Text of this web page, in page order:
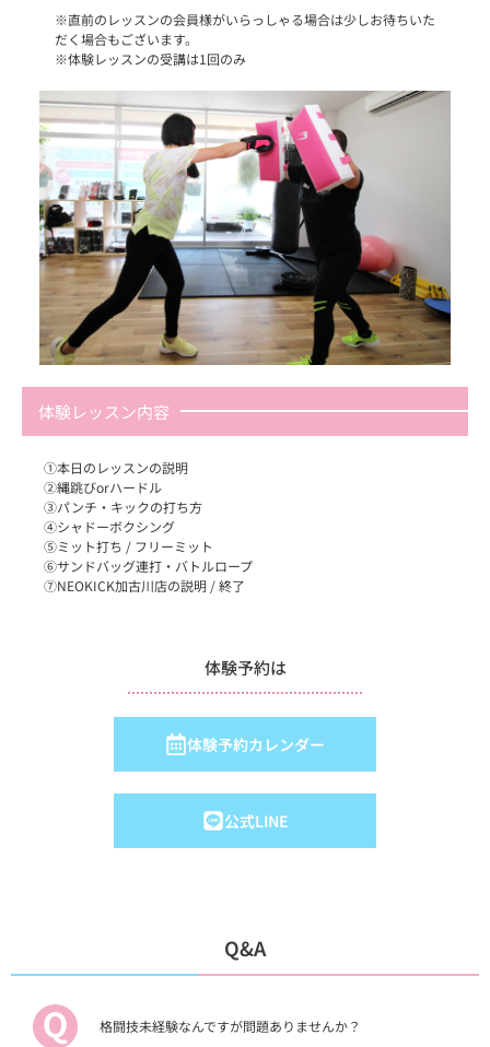
※直前のレッスンの会員様がいらっしゃる場合は少しお待ちいた
だく場合もございます。
※体験レッスンの受講は1回のみ
体験レッスン内容
①本日のレッスンの説明
②縄跳びorハードル
③パンチ・キックの打ち方
④シャドーボクシング
⑤ミット打ち / フリーミット
⑥サンドバッグ連打・バトルロープ
⑦NEOKICK加古川店の説明 / 終了
体験予約は
体験予約カレンダー
公式LINE
Q&A
格闘技未経験なんですが問題ありませんか？